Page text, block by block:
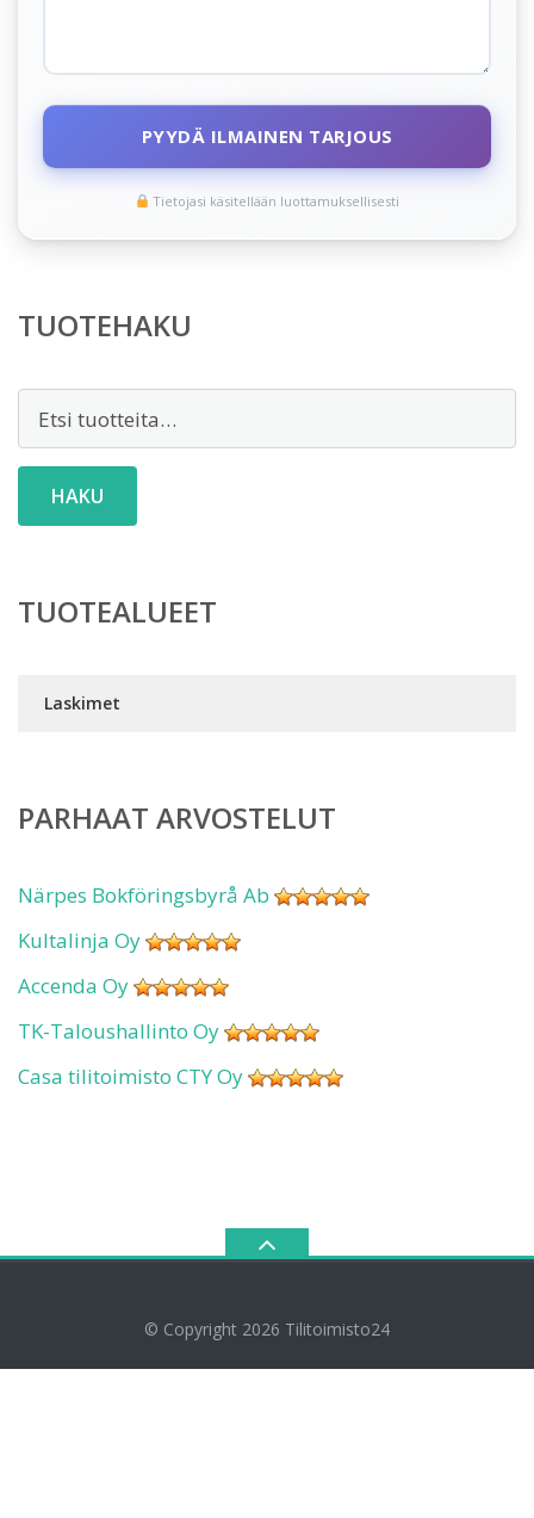
PYYDÄ ILMAINEN TARJOUS
Tietojasi käsitellään luottamuksellisesti
TUOTEHAKU
HAKU
TUOTEALUEET
Laskimet
PARHAAT ARVOSTELUT
Närpes Bokföringsbyrå Ab
Kultalinja Oy
Accenda Oy
TK-Taloushallinto Oy
Casa tilitoimisto CTY Oy
© Copyright 2026 Tilitoimisto24